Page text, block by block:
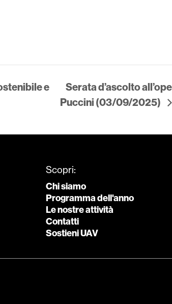
e
Serata d’ascolto
Puccini (03/09/2025)
Scopri:
Chi siamo
Programma dell'anno
Le nostre attività
Contatti
Sostieni UAV